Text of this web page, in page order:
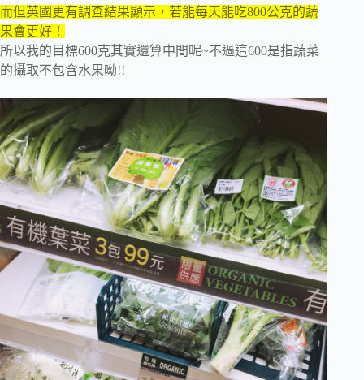
而但英國更有調查結果顯示，若能每天能吃800公克的蔬
果會更好！
所以我的目標600克其實還算中間呢~不過這600是指蔬菜
的攝取不包含水果呦!!